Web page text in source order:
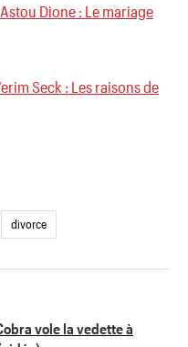
Dione : Le mariage
Seck : Les raisons de
divorce
vole la vedette à